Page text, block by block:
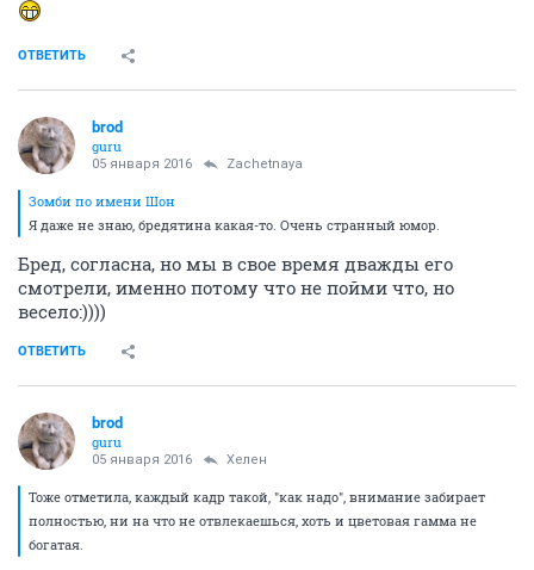
ОТВЕТИТЬ
brod
guru
05 января 2016 Zachetnaya
Зомби по имени Шон
Я даже не знаю, бредятина какая-то. Очень странный юмор.
Бред, согласна, но мы в свое время дважды его
смотрели, именно потому что не пойми что, но
весело:))))
ОТВЕТИТЬ
brod
guru
05 января 2016 Хелен
Тоже отметила, каждый кадр такой, "как надо", внимание забирает
полностью, ни на что не отвлекаешься, хоть и цветовая гамма не
богатая.